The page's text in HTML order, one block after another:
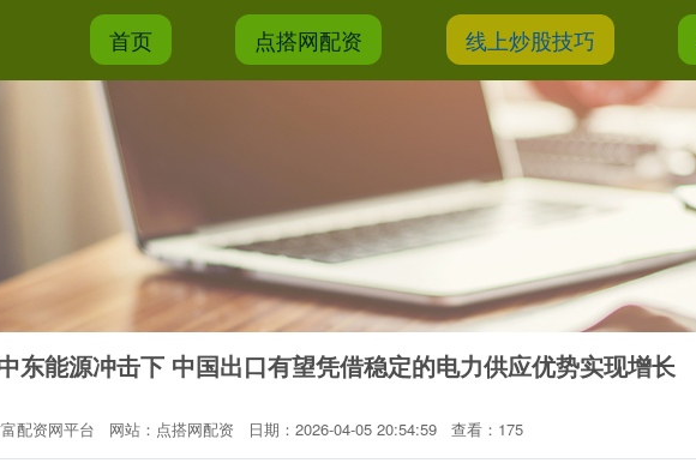
首页 点搭网配资 线上炒股技巧
东能源冲击下 中国出口有望凭借稳定的电力供应优势实现增长
配资网平台 网站：点搭网配资 日期：2026-04-05 20:54:59 查看：175